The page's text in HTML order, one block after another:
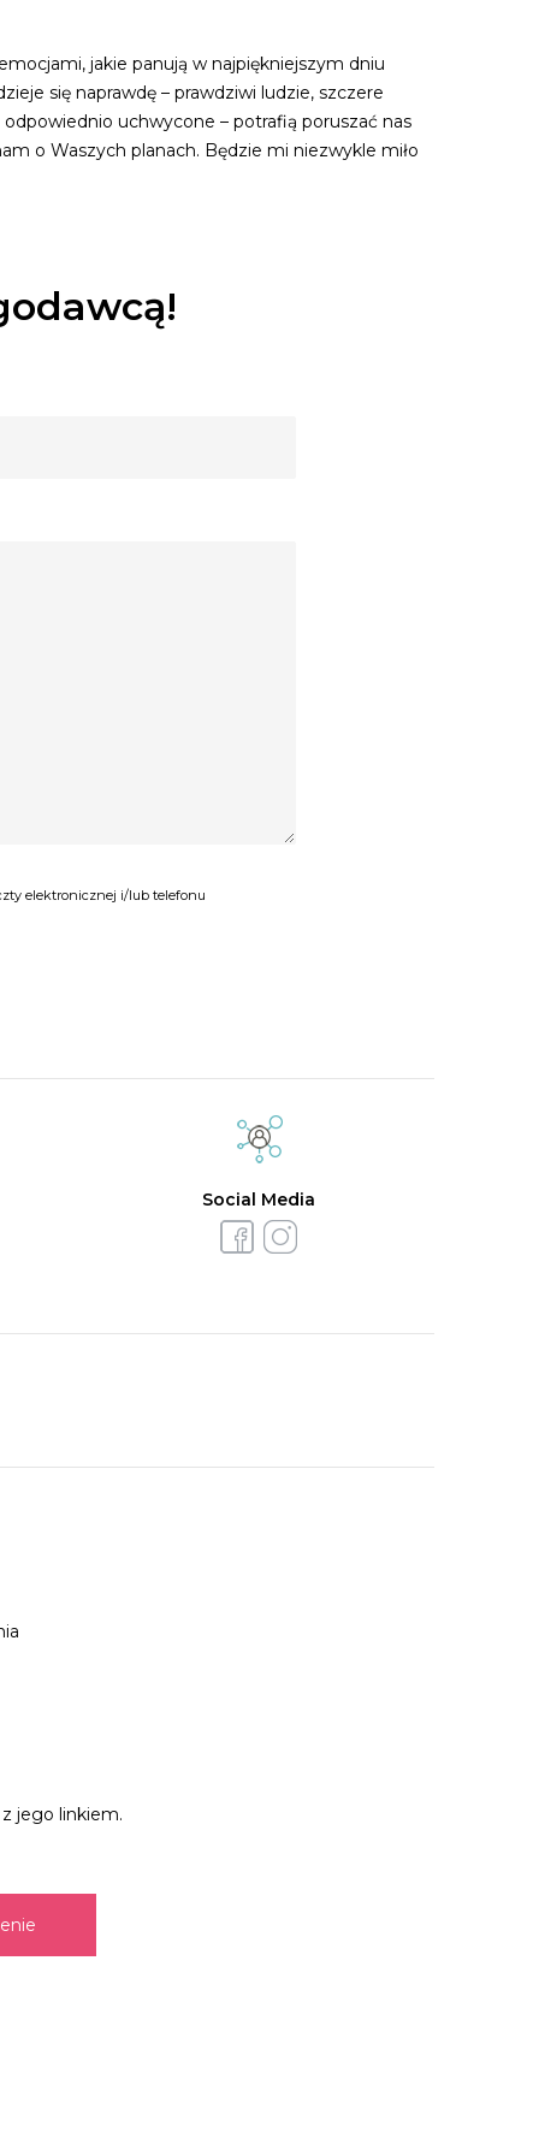
jakie panują w najpiękniejszym dniu
się naprawdę – prawdziwi ludzie, szczere
uchwycone – potrafią poruszać nas
o Waszych planach. Będzie mi niezwykle miło
elektronicznej i/lub telefonu
Social Media
jego linkiem.